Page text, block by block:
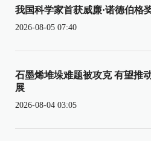
我国科学家首获威廉·诺德伯格
2026-08-05 07:40
石墨烯堆垛难题被攻克 有望推
展
2026-08-04 03:05